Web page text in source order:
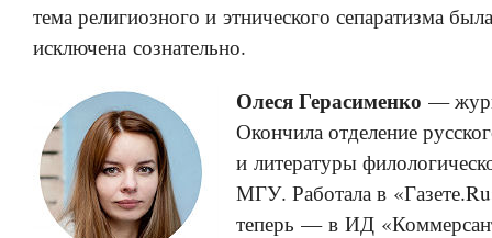
тема религиозного и этнического сепаратизма была
исключена сознательно.
Олеся Герасименко —
Окончила отделение
и литературы
МГУ. Работала в
теперь — в ИД